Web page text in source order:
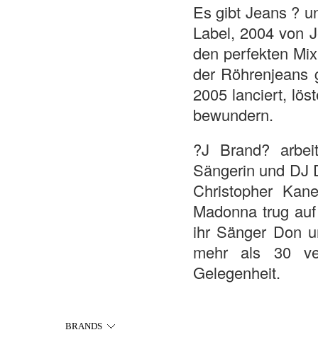
Es gibt Jeans ?
Label, 2004 von
den perfekten
der Röhrenjeans
2005 lanciert,
bewundern.
?J Brand?
Sängerin und DJ
Christopher
Madonna trug
ihr Sänger Don
mehr als 30
Gelegenheit.
BRANDS